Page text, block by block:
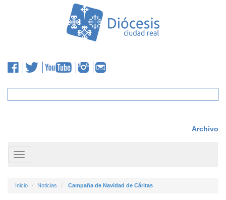
Archivo
Toggle
navigation
Inicio Noticias Campaña de Navidad de Cáritas